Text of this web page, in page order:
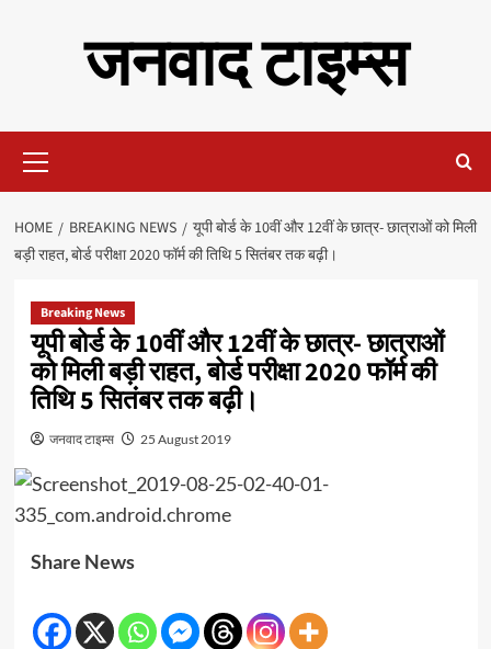
जनवाद टाइम्स
Menu
HOME BREAKING NEWS
यूपी बोर्ड के 10वीं और 12वीं के छात्र- छात्राओं को मिली
बड़ी राहत, बोर्ड परीक्षा 2020 फॉर्म की तिथि 5 सितंबर तक बढ़ी।
Breaking News
यूपी बोर्ड के 10वीं और 12वीं के छात्र- छात्राओं
को मिली बड़ी राहत, बोर्ड परीक्षा 2020 फॉर्म की
तिथि 5 सितंबर तक बढ़ी।
जनवाद टाइम्स 25 August 2019
Share News